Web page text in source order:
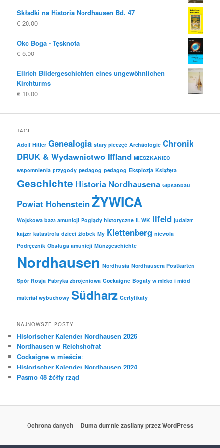
była:
to:
Składki na Historia Nordhausen Bd. 47
€ 20.00
Oko Boga - Tęsknota
€ 5.00
Ellrich Bildergeschichten eines ungewöhnlichen
Kirchturms
€ 10.00
TAGI
Adolf Hitler Genealogia stary pieczęć Archäologie Chronik
DRUK & Wydawnictwo Iffland MIESZKANIEC
wspomnienia przygody pedagog pedagog Eksplozja Książęta
Geschichte Historia Nordhausena Gipsabbau
Powiat HohensteinŻYWICA
Wojskowa baza amunicji Poglądy historyczne II. WK Ilfeld judaizm
kajzer katastrofa dzieci żłobek My Klettenberg niewola
Podręcznik Obsługa amunicji Münzgeschichte
Nordhausen Nordhusia Nordhausera Postkarten
Spór Rosja Fabryka zbrojeniowa Cockaigne Bogaty w mleko i miód
materiał wybuchowy Südharz Certyfikaty
NAJNOWSZE POSTY
Historischer Kalender Nordhausen 2026
Nordhausen w Reichshofrat
Cockaigne w mieście:
Historischer Kalender Nordhausen 2024
Pasmo 48 żółty rząd
Ochrona danych Duma dumnie zasilany przez WordPress